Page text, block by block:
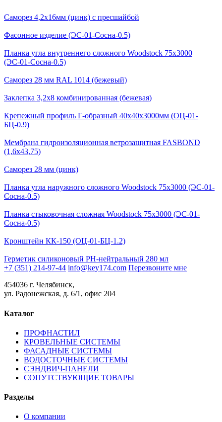
Саморез 4,2х16мм (цинк) с пресшайбой
Фасонное изделие (ЭС-01-Сосна-0.5)
Планка угла внутреннего сложного Woodstock 75х3000
(ЭС-01-Сосна-0.5)
Саморез 28 мм RAL 1014 (бежевый)
Заклепка 3,2х8 комбинированная (бежевая)
Крепежный профиль Г-образный 40х40х3000мм (ОЦ-01-
БЦ-0.9)
Мембрана гидроизоляционная ветрозащитная FASBOND
(1,6x43,75)
Саморез 28 мм (цинк)
Планка угла наружного сложного Woodstock 75х3000 (ЭС-01-
Сосна-0.5)
Планка стыковочная сложная Woodstock 75х3000 (ЭС-01-
Сосна-0.5)
Кронштейн КК-150 (ОЦ-01-БЦ-1.2)
Герметик силиконовый PH-нейтральный 280 мл
+7 (351) 214-97-44 info@key174.com Перезвоните мне
454036 г. Челябинск,
ул. Радонежская, д. 6/1, офис 204
Каталог
ПРОФНАСТИЛ
КРОВЕЛЬНЫЕ СИСТЕМЫ
ФАСАДНЫЕ СИСТЕМЫ
ВОДОСТОЧНЫЕ СИСТЕМЫ
СЭНДВИЧ-ПАНЕЛИ
СОПУТСТВУЮЩИЕ ТОВАРЫ
Разделы
О компании